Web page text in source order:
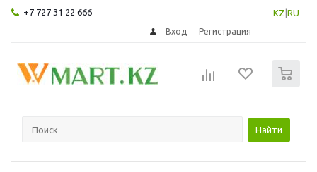
+7 727 31 22 666 KZ RU
Вход Регистрация
Найти